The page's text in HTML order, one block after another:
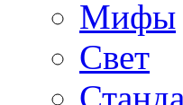
Мифы
Свет